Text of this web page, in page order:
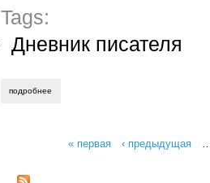
Tags:
Дневник писателя
подробнее
« первая ‹ предыдущая